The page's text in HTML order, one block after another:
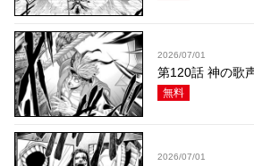
2026/07/01
第120話 神の歌
無料
2026/07/01